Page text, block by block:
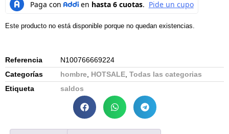
Este producto no está disponible porque no quedan existencias.
Referencia
N100766669224
Categorías
hombre, HOTSALE, Todas las categorias
Etiqueta
saldos